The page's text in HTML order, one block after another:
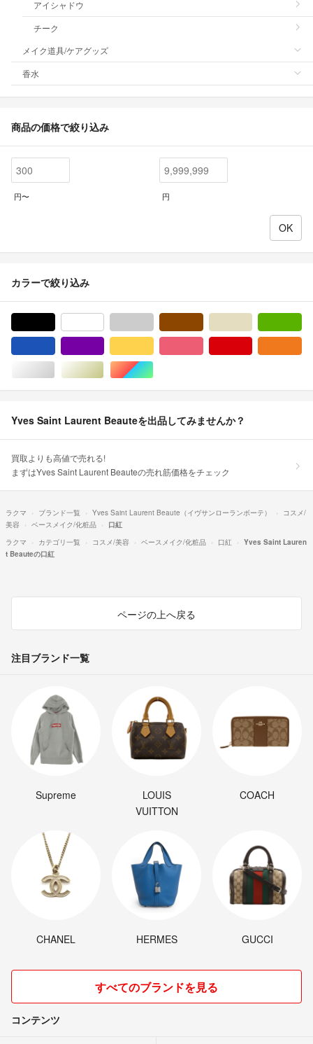
アイシャドウ
チーク
メイク道具/ケアグッズ
香水
商品の価格で絞り込み
円〜 円
カラーで絞り込み
シルバー/銀色系ゴールド/金色系マルチカラー
Yves Saint Laurent Beauteを出品してみませんか？
買取よりも高値で売れる!
まずはYves Saint Laurent Beauteの売れ筋価格をチェック
ラクマ ブランド一覧 Yves Saint Laurent Beaute（イヴサンローランボーテ）
コスメ/
美容
ベースメイク/化粧品
口紅
ラクマ
カテゴリ一覧 コスメ/美容 ベースメイク/化粧品 口紅
Yves Saint Lauren
t Beauteの口紅
ページの上へ戻る
注目ブランド一覧
Supreme
LOUIS
VUITTON
COACH
CHANEL HERMES GUCCI
すべてのブランドを見る
コンテンツ